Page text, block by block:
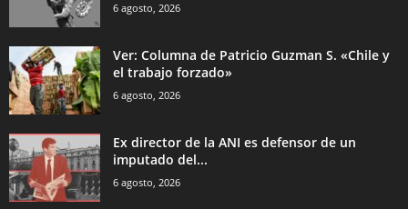
6 agosto, 2026
Ver: Columna de Patricio Guzman S. «Chile y
el trabajo forzado»
6 agosto, 2026
Ex director de la ANI es defensor de un
imputado del...
6 agosto, 2026